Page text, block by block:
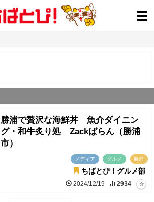
勝浦で贅沢な海鮮丼 魚介ダイニン
グ・和牛炙り処 Zackばらん（勝浦
市）
メディア グルメ 勝浦
ちばとぴ！グルメ部
2024/12/19 2934